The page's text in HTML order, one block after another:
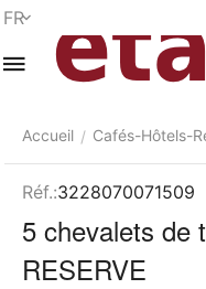
FR
Accueil / Cafés-Hôtels-
Réf.:3228070071509
5 chevalets de
RESERVE
Menu Recherche
rapide